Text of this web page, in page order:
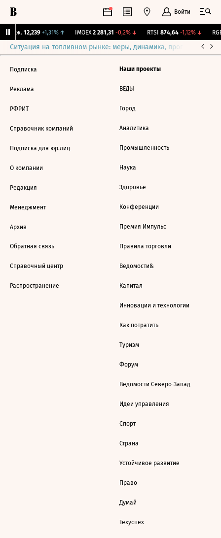
Войти
Бирж. 12,239 +1,31%↑ IMOEX 2 281,31 -0,2%↓ RTSI 874,64 -1,12%↓
Ситуация на топливном рынке: меры, динамика, прогнозы
Подписка
Реклама
РФРИТ
Справочник компаний
Подписка для юр.лиц
О компании
Редакция
Менеджмент
Архив
Обратная связь
Справочный центр
Распространение
Наши проекты
ВЕДЫ
Город
Аналитика
Промышленность
Наука
Здоровье
Конференции
Премия Импульс
Правила торговли
Ведомости&
Капитал
Инновации и технологии
Как потратить
Туризм
Форум
Ведомости Северо-Запад
Идеи управления
Спорт
Страна
Устойчивое развитие
Право
Думай
Техуспех